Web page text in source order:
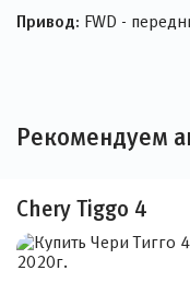
Привод: FWD -
Рекомендуем
Chery Tiggo 4